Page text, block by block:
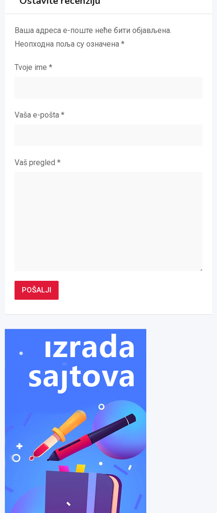
Ваша адреса е-поште неће бити објављена.
Неопходна поља су означена *
Tvoje ime *
Vaša e-pošta *
Vaš pregled *